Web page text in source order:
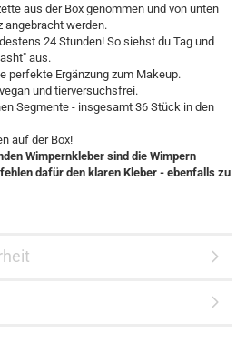
aus der Box genommen und von unten
angebracht werden.
24 Stunden! So siehst du Tag und
aus.
perfekte Ergänzung zum Makeup.
und tierversuchsfrei.
Segmente - insgesamt 36 Stück in den
auf der Box!
Wimpernkleber sind die Wimpern
dafür den klaren Kleber - ebenfalls zu